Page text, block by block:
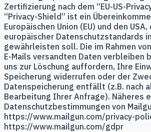
Zertifizierung nach dem “EU-US-
“Privacy-Shield” ist ein
Europäischen Union (EU) und den
europäischer Datenschutzstandards
gewährleisten soll. Die im Rahmen
E-Mails versandten Daten verbleiben
uns zur Löschung auffordern, Ihre
Speicherung widerrufen oder der
Datenspeicherung entfällt (z.B. nach
Bearbeitung Ihrer Anfrage). Näheres
Datenschutzbestimmungen von
https://www.mailgun.com/privacy-
https://www.mailgun.com/gdpr